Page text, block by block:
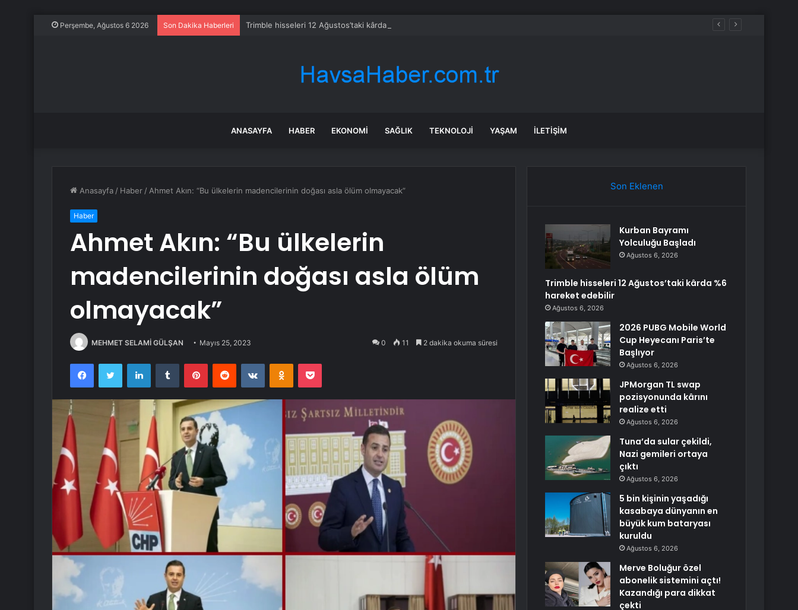
Perşembe, Ağustos 6 2026 Son Dakika Haberleri Trimble hisseleri 12 Ağustos’taki kârda %6 hareket edebilir
ANASAYFA HABER EKONOMI SAĞLIK TEKNOLOJI YAŞAM İLETIŞIM
Anasayfa / Haber / Ahmet Akın: “Bu ülkelerin madencilerinin doğası asla ölüm olmayacak”
Haber
Ahmet Akın: “Bu ülkelerin
madencilerinin doğası asla ölüm
olmayacak”
MEHMET SELAMİ GÜLŞAN Mayıs 25, 2023 0 11 2 dakika okuma süresi
FacebookTwitter LinkedInTumblr PinterestReddit VKontakteOdnoklassniki
Pocket
Son Eklenen
Kurban Bayramı
Yolculuğu Başladı
Ağustos 6, 2026
Trimble hisseleri 12 Ağustos’taki kârda %6
hareket edebilir
Ağustos 6, 2026
2026 PUBG Mobile World
Cup Heyecanı Paris’te
Başlıyor
Ağustos 6, 2026
JPMorgan TL swap
pozisyonunda kârını
realize etti
Ağustos 6, 2026
Tuna’da sular çekildi,
Nazi gemileri ortaya
çıktı
Ağustos 6, 2026
5 bin kişinin yaşadığı
kasabaya dünyanın en
büyük kum bataryası
kuruldu
Ağustos 6, 2026
Merve Boluğur özel
abonelik sistemini açtı!
Kazandığı para dikkat
çekti